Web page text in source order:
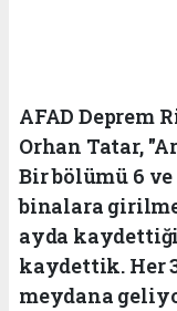
AFAD Deprem
Orhan Tatar,
Bir bölümü 6
binalara
ayda
kaydettik. Her
meydana